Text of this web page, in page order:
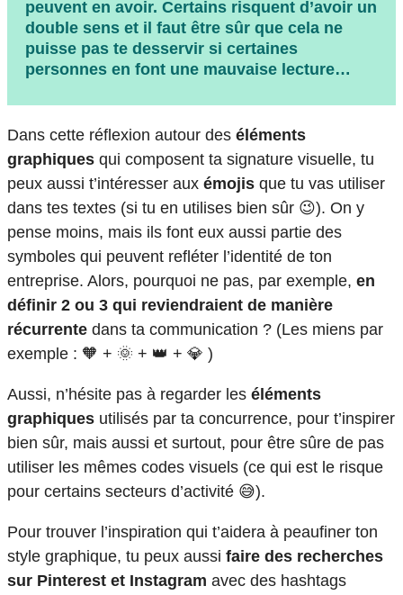
peuvent en avoir. Certains risquent d’avoir un
double sens et il faut être sûr que cela ne
puisse pas te desservir si certaines
personnes en font une mauvaise lecture…
Dans cette réflexion autour des éléments
graphiques qui composent ta signature visuelle, tu
peux aussi t’intéresser aux émojis que tu vas utiliser
dans tes textes (si tu en utilises bien sûr 😉). On y
pense moins, mais ils font eux aussi partie des
symboles qui peuvent refléter l’identité de ton
entreprise. Alors, pourquoi ne pas, par exemple, en
définir 2 ou 3 qui reviendraient de manière
récurrente dans ta communication ? (Les miens par
exemple : 🧡 + 🌞 + 👑 + 💎 )
Aussi, n’hésite pas à regarder les éléments
graphiques utilisés par ta concurrence, pour t’inspirer
bien sûr, mais aussi et surtout, pour être sûre de pas
utiliser les mêmes codes visuels (ce qui est le risque
pour certains secteurs d’activité 😅).
Pour trouver l’inspiration qui t’aidera à peaufiner ton
style graphique, tu peux aussi faire des recherches
sur Pinterest et Instagram avec des hashtags